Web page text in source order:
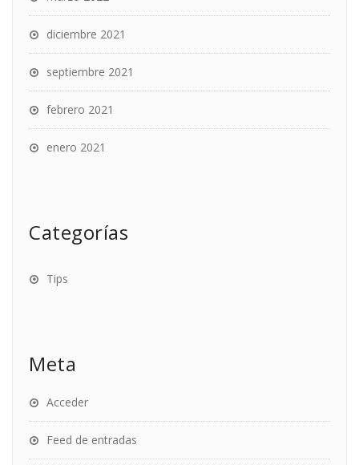
diciembre 2021
septiembre 2021
febrero 2021
enero 2021
Categorías
Tips
Meta
Acceder
Feed de entradas